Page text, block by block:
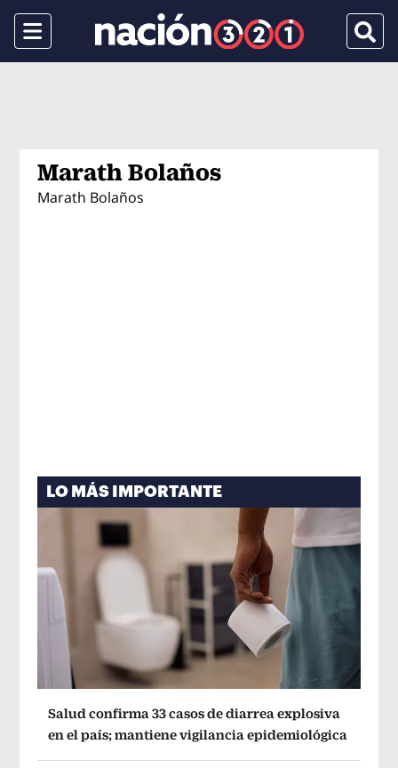
Menu
Marath Bolaños
Marath Bolaños
LO MÁS IMPORTANTE
Salud confirma 33 casos de diarrea explosiva
en el país; mantiene vigilancia epidemiológica